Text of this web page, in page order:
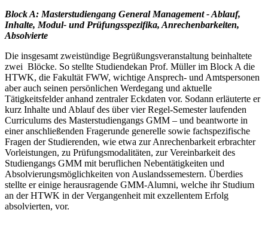
Block A: Masterstudiengang General Management - Ablauf,
Inhalte, Modul- und Prüfungsspezifika, Anrechenbarkeiten,
Absolvierte
Die insgesamt zweistündige Begrüßungsveranstaltung beinhaltete
zwei Blöcke. So stellte Studiendekan Prof. Müller im Block A die
HTWK, die Fakultät FWW, wichtige Ansprech- und Amtspersonen
aber auch seinen persönlichen Werdegang und aktuelle
Tätigkeitsfelder anhand zentraler Eckdaten vor. Sodann erläuterte er
kurz Inhalte und Ablauf des über vier Regel-Semester laufenden
Curriculums des Masterstudiengangs GMM – und beantworte in
einer anschließenden Fragerunde generelle sowie fachspezifische
Fragen der Studierenden, wie etwa zur Anrechenbarkeit erbrachter
Vorleistungen, zu Prüfungsmodalitäten, zur Vereinbarkeit des
Studiengangs GMM mit beruflichen Nebentätigkeiten und
Absolvierungsmöglichkeiten von Auslandssemestern. Überdies
stellte er einige herausragende GMM-Alumni, welche ihr Studium
an der HTWK in der Vergangenheit mit exzellentem Erfolg
absolvierten, vor.